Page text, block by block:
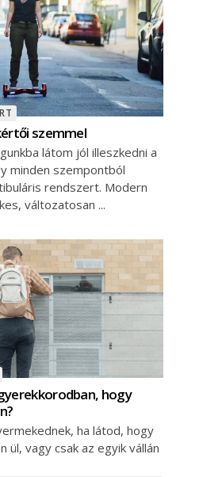
szemmel
látom jól illeszkedni a
minden szempontból
rendszert. Modern
változatosan
hogy
ha látod, hogy
ül, vagy csak az egyik vállán